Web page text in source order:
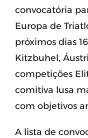
convocatória
Europa de
próximos dias
Kitzbuhel,
competições
comitiva lusa
com objetivos
A lista de